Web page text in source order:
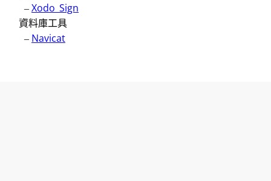
–Xodo_Sign
資料庫工具
– Navicat